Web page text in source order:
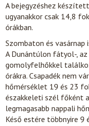
A bejegyzéshez
ugyanakkor csak 14,8
órákban.
Szombaton és vasárnap
A Dunántúlon fátyol-,
gomolyfelhőkkel
órákra. Csapadék nem
hőmérséklet 19 és 23
északkeleti szél főként
legmagasabb nappali
Késő estére többnyire 9